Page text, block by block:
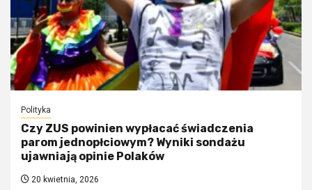
Polityka
Czy ZUS powinien wypłacać świadczenia
parom jednopłciowym? Wyniki sondażu
ujawniają opinie Polaków
20 kwietnia, 2026